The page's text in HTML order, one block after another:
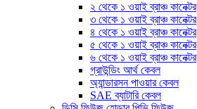
২ থেকে ১ ওয়াই ব্রাঞ্চ কানেক্টর
৩ থেকে ১ ওয়াই ব্রাঞ্চ কানেক্টর
৪ থেকে ১ ওয়াই ব্রাঞ্চ কানেক্টর
৫ থেকে ১ ওয়াই ব্রাঞ্চ কানেক্টর
৬ থেকে ১ ওয়াই ব্রাঞ্চ কানেক্টর
গ্রাউন্ডিং আর্থ কেবল
অ্যান্ডারসন পাওয়ার কেবল
SAE ব্যাটারি কেবল